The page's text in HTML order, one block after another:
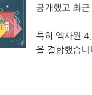
공개했고 최
특히 엑사원
을 결합했습